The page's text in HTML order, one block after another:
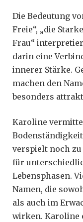
Die Bedeutung
Freie“, „die
Frau“
darin eine
innerer Stärke.
machen den
besonders
Karoline
verspielt noch
für
Lebensphasen.
Namen, die
als auch im
wirken. Karoline